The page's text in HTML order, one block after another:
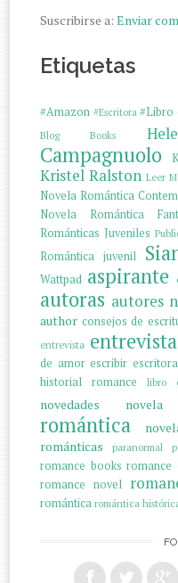
Suscribirse a:Enviar
Etiquetas
#Amazon #Escritora #Libro
Blog
Books
Campagnuolo
Kristel Ralston Leer
Novela Romántica
Novela Romántica
Románticas Juveniles
Romántica juvenil
Wattpad aspirante
autoras autores
author consejos de
entrevista
de amor escribir escritora
historial romance libro
novedades
novela
romántica
románticas
paranormal
romance books romance
romance novel
romántica romántica